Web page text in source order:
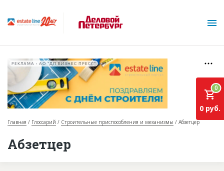
О проекте
РЕКЛАМА • АО "ДП БИЗНЕС ПРЕСС"
Главная Глоссарий Строительные приспособления и механизмы Абзетцер
Абзетцер
0
0 руб.